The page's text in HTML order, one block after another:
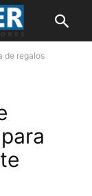
de regalos